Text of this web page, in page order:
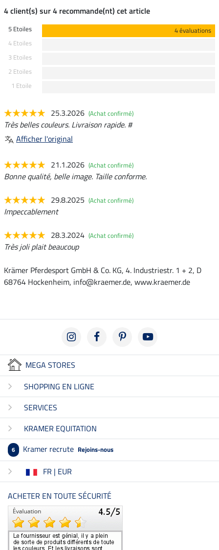
4 client(s) sur 4 recommande(nt) cet article
5 Etoiles
4 évaluations
4 Etoiles
3 Etoiles
2 Etoiles
1 Etoile
25.3.2026 (Achat confirmé)
Très belles couleurs. Livraison rapide. #
Afficher l'original
21.1.2026 (Achat confirmé)
Bonne qualité, belle image. Taille conforme.
29.8.2025 (Achat confirmé)
Impeccablement
28.3.2024 (Achat confirmé)
Très joli plait beaucoup
Krämer Pferdesport GmbH & Co. KG, 4. Industriestr. 1 + 2, D
68764 Hockenheim, info@kraemer.de, www.kraemer.de
MEGA STORES
SHOPPING EN LIGNE
SERVICES
KRAMER EQUITATION
6 Kramer recrute Rejoins-nous
FR | EUR
ACHETER EN TOUTE SÉCURITÉ